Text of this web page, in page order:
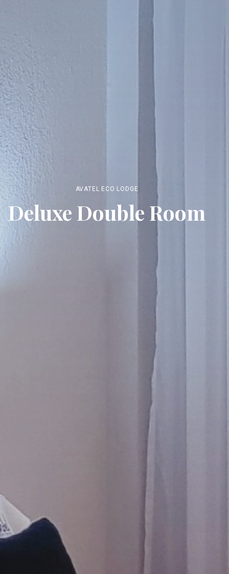
AVATEL ECO LODGE
Deluxe Double Room